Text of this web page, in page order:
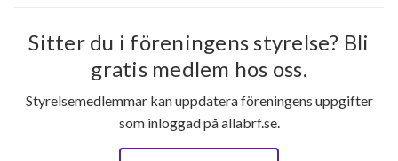
Sitter du i föreningens styrelse? Bli
gratis medlem hos oss.
Styrelsemedlemmar kan uppdatera föreningens uppgifter
som inloggad på allabrf.se.